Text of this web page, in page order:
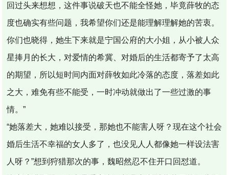
回过头来想想，这件事说破天也不能全怪她，毕竟薛牧的态
度也确实有些问题，我希望你们还是能理解理解她的苦衷。
你们也晓得，她生下来就是宁国公府的大小姐，从小被人众
星捧月的长大，对爱情的希冀、对婚后的生活都寄予了太高
的期望，所以短时间内面对薛牧如此冷落的态度，落差如此
之大，难免有些不能受，一时冲动就做出了一些过激的事
情。”
“她落差大，她难以接受，那她也不能害人呀？现在这个社会
婚后生活不幸福的女人多了，也没见人人都像她一样设法害
人呀？”想到狩猎那次的事，魏昭然忍不住开口回怼道。